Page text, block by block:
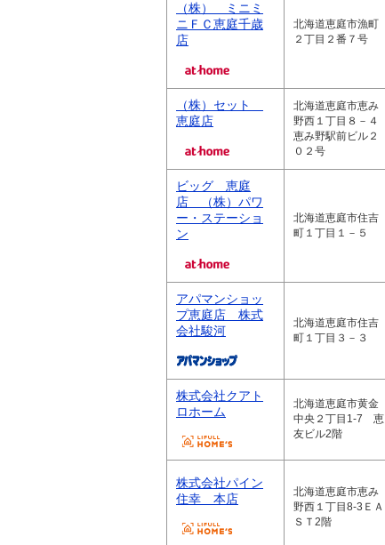
（株） ミニミ
ニＦＣ恵庭千歳
店
北海道恵庭市漁町
２丁目２番７号
（株）セット
恵庭店
北海道恵庭市恵み
野西１丁目８－４
恵み野駅前ビル２
０２号
ビッグ 恵庭
店 （株）パワ
ー・ステーショ
ン
北海道恵庭市住吉
町１丁目１－５
アパマンショッ
プ恵庭店 株式
会社駿河
北海道恵庭市住吉
町１丁目３－３
株式会社クアト
ロホーム
北海道恵庭市黄金
中央２丁目1-7 恵
友ビル2階
株式会社パイン
住幸 本店
北海道恵庭市恵み
野西１丁目8-3ＥＡ
ＳＴ2階